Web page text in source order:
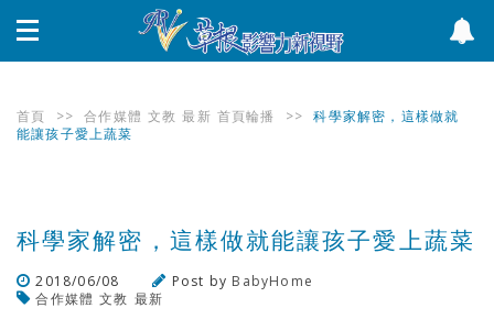
首頁 >> 合作媒體 文教 最新 首頁輪播 >>
科學家解密，這樣做就
能讓孩子愛上蔬菜
科學家解密，這樣做就能讓孩子愛上蔬菜
2018/06/08 Post by BabyHome
合作媒體 文教 最新